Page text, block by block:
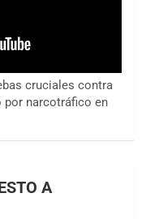
cruciales contra
por narcotráfico en
A